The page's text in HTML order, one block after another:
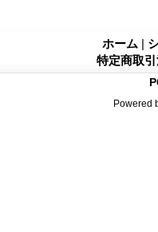
ホーム |
特定商取
Powered